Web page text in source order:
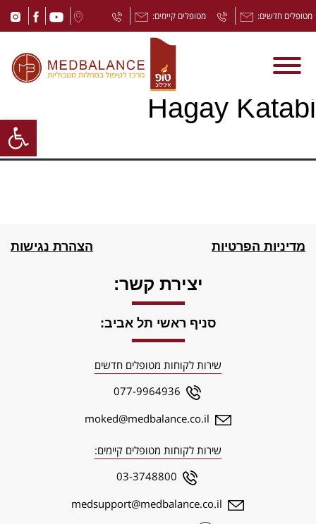
Open toolbar
מטופלים חדשים: מטופלים קיימים:
Hagay Katabi
מדיניות הפרטיות הצהרת נגישות
יצירת קשר:
סניף ראשי תל אביב:
שירות לקוחות מטופלים חדשים
077-9964936
moked@medbalance.co.il
שירות לקוחות מטופלים קיימים:
03-3748800
medsupport@medbalance.co.il